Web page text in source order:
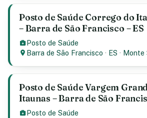
Posto de Saúde Corrego do
– Barra de São Francisco – ES
Posto de Saúde
Barra de São Francisco · ES · Monte
Posto de Saúde Vargem
Itaunas – Barra de São
Posto de Saúde